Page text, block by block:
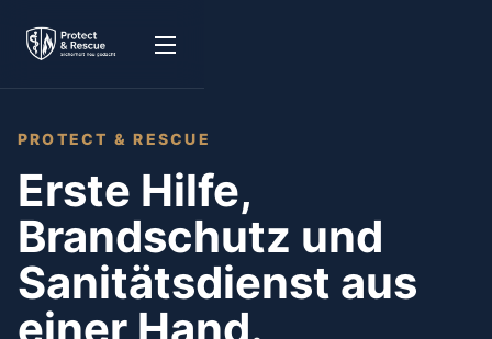
PROTECT & RESCUE
Erste Hilfe,
Brandschutz und
Sanitätsdienst aus